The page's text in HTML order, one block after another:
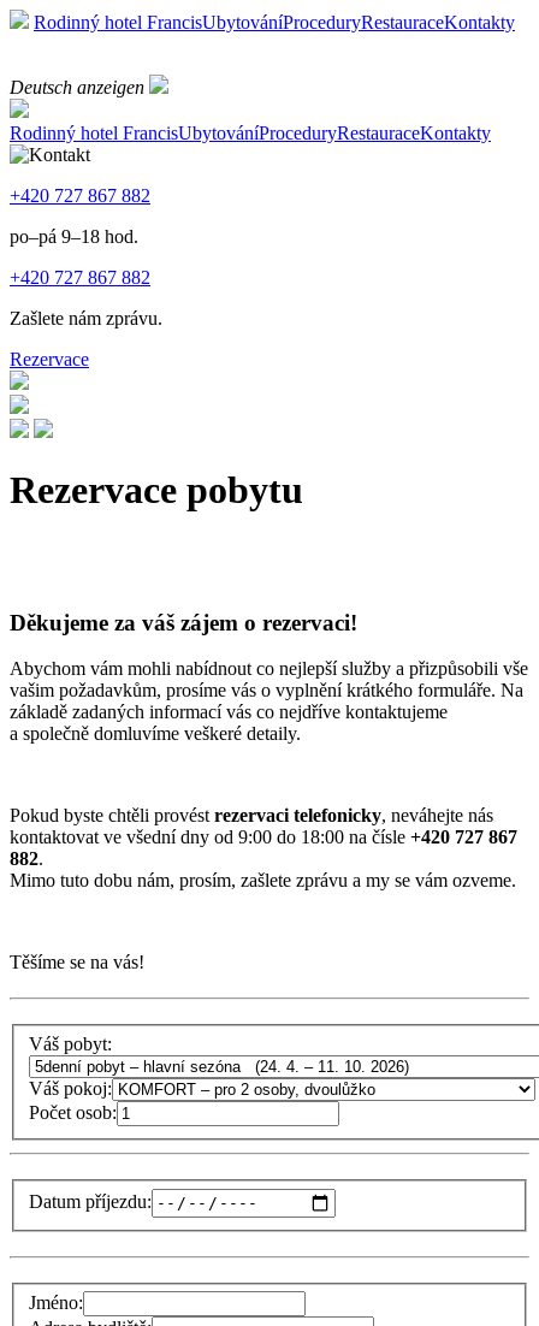
Rodinný hotel FrancisUbytováníProceduryRestauraceKontakty
Deutsch anzeigen
Rodinný hotel FrancisUbytováníProceduryRestauraceKontakty
+420 727 867 882
po–pá 9–18 hod.
+420 727 867 882
Zašlete nám zprávu.
Rezervace
Rezervace pobytu
Děkujeme za váš zájem o rezervaci!
Abychom vám mohli nabídnout co nejlepší služby a přizpůsobili vše
vašim požadavkům, prosíme vás o vyplnění krátkého formuláře. Na
základě zadaných informací vás co nejdříve kontaktujeme
a společně domluvíme veškeré detaily.
Pokud byste chtěli provést rezervaci telefonicky, neváhejte nás
kontaktovat ve všední dny od 9:00 do 18:00 na čísle +420 727 867
882.
Mimo tuto dobu nám, prosím, zašlete zprávu a my se vám ozveme.
Těšíme se na vás!
Váš pobyt:
Váš pokoj:
Počet osob:
Datum příjezdu:
Jméno: